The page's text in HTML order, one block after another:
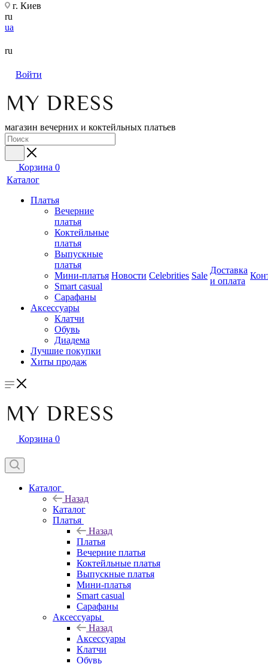
г. Киев
ru
ua
ru
Войти
магазин вечерних и коктейльных платьев
Корзина 0
Каталог
Платья
Вечерние
платья
Коктейльные
платья
Выпускные
платья
Мини-платья
Smart casual
Сарафаны
Аксессуары
Клатчи
Обувь
Диадема
Лучшие покупки
Хиты продаж
Новости Celebrities Sale
Доставка
и оплата
Корзина 0
Каталог
Назад
Каталог
Платья
Назад
Платья
Вечерние платья
Коктейльные платья
Выпускные платья
Мини-платья
Smart casual
Сарафаны
Аксессуары
Назад
Аксессуары
Клатчи
Обувь